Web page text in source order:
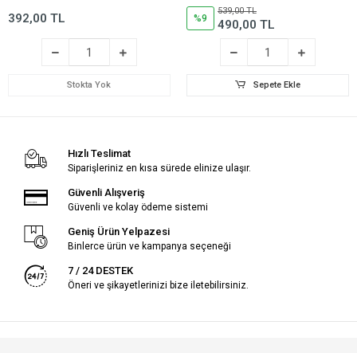
392,00 TL
Stokta Yok
dl250,dlv250
%9
539,00 TL
490,00 TL
Sepete Ekle
Hızlı Teslimat
Siparişleriniz en kısa sürede elinize ulaşır.
Güvenli Alışveriş
Güvenli ve kolay ödeme sistemi
Geniş Ürün Yelpazesi
Binlerce ürün ve kampanya seçeneği
7 / 24 DESTEK
Öneri ve şikayetlerinizi bize iletebilirsiniz.